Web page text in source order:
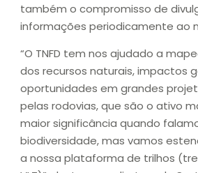
também o compromisso de
informações periodicamente ao
“O TNFD tem nos ajudado a
dos recursos naturais, impactos
oportunidades em grandes
pelas rodovias, que são o ativo
maior significância quando
biodiversidade, mas vamos
a nossa plataforma de trilhos